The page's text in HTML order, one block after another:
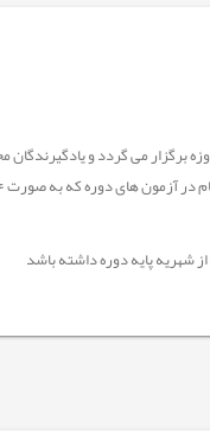
حال یادگیرندگان محترم دوره های آفلاین (محتوا محور) دریک بازه زمانی
شهریه پایه دوره داشته باشد